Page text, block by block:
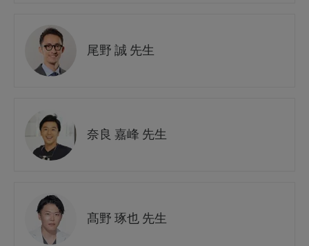
尾野 誠 先生
奈良 嘉峰 先生
髙野 琢也 先生